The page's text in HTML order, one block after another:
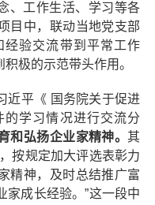
、工作生活、学习等各
目中，联动当地党支部
验交流带到平常工作
极的示范带头作用。
近平《 国务院关于促进
的学习情况进行交流分
和弘扬企业家精神。其
按规定加大评选表彰力
精神，及时总结推广富
家成长经验。”这一段中